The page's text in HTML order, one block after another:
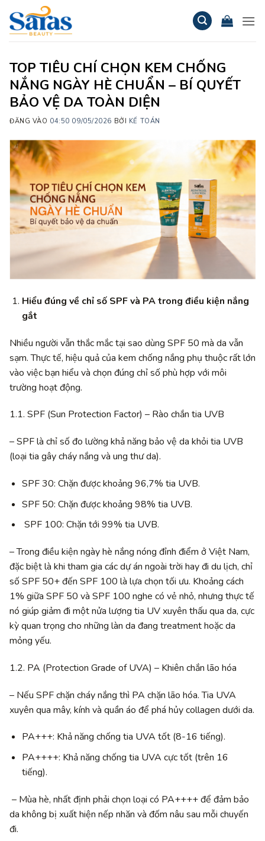
qua
nội
TOP TIÊU CHÍ CHỌN KEM CHỐNG
NẮNG NGÀY HÈ CHUẨN – BÍ QUYẾT
BẢO VỆ DA TOÀN DIỆN
ĐĂNG VÀO 04:50 09/05/2026 BỞI KẾ TOÁN
Hiểu đúng về chỉ số SPF và PA trong điều kiện nắng
gắt
Nhiều người vẫn thắc mắc tại sao dùng SPF 50 mà da vẫn
sạm. Thực tế, hiệu quả của kem chống nắng phụ thuộc rất lớn
vào việc bạn hiểu và chọn đúng chỉ số phù hợp với môi
trường hoạt động.
1.1. SPF (Sun Protection Factor) – Rào chắn tia UVB
– SPF là chỉ số đo lường khả năng bảo vệ da khỏi tia UVB
(loại tia gây cháy nắng và ung thư da).
SPF 30: Chặn được khoảng 96,7% tia UVB.
SPF 50: Chặn được khoảng 98% tia UVB.
SPF 100: Chặn tới 99% tia UVB.
– Trong điều kiện ngày hè nắng nóng đỉnh điểm ở Việt Nam,
đặc biệt là khi tham gia các dự án ngoài trời hay đi du lịch, chỉ
số SPF 50+ đến SPF 100 là lựa chọn tối ưu. Khoảng cách
1% giữa SPF 50 và SPF 100 nghe có vẻ nhỏ, nhưng thực tế
nó giúp giảm đi một nửa lượng tia UV xuyên thấu qua da, cực
kỳ quan trọng cho những làn da đang treatment hoặc da
mỏng yếu.
1.2. PA (Protection Grade of UVA) – Khiên chắn lão hóa
– Nếu SPF chặn cháy nắng thì PA chặn lão hóa. Tia UVA
xuyên qua mây, kính và quần áo để phá hủy collagen dưới da.
PA+++: Khả năng chống tia UVA tốt (8-16 tiếng).
PA++++: Khả năng chống tia UVA cực tốt (trên 16
tiếng).
– Mùa hè, nhất định phải chọn loại có PA++++ để đảm bảo
da không bị xuất hiện nếp nhăn và đốm nâu sau mỗi chuyến
đi.